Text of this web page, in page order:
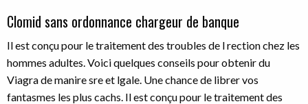
Clomid sans ordonnance chargeur de banque
Il est conçu pour le traitement des troubles de l rection chez les
hommes adultes. Voici quelques conseils pour obtenir du
Viagra de manire sre et lgale. Une chance de librer vos
fantasmes les plus cachs. Il est conçu pour le traitement des